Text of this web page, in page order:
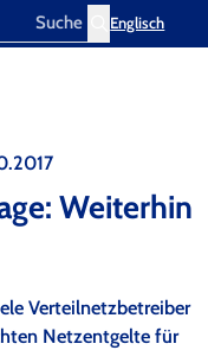
Englisch
Weiterhin
Verteilnetzbetreiber
Netzentgelte für